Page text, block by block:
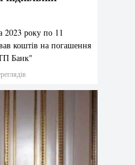
2023 року по 11
коштів на погашення
Банк"